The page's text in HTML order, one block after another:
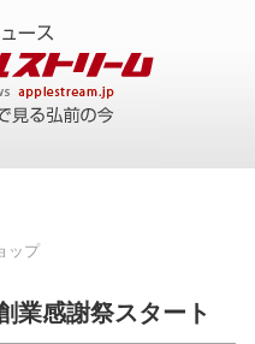
ップ
業感謝祭スタート